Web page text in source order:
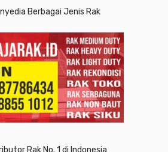
Berbagai Jenis Rak